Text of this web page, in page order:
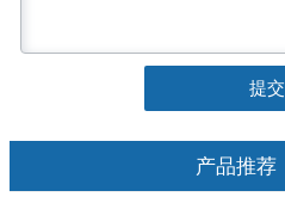
提交
产品推荐